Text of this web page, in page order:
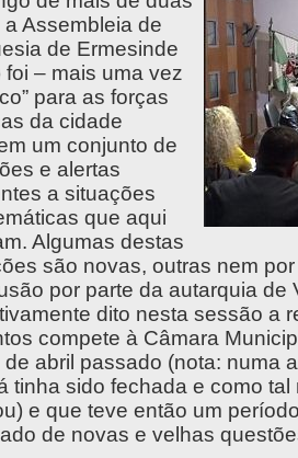
a Assembleia de
de Ermesinde
foi – mais uma vez
para as forças
da cidade
um conjunto de
e alertas
a situações
que aqui
Algumas destas
são novas, outras nem
por parte da autarquia de
dito nesta sessão a
compete à Câmara
de abril passado (nota: numa
tinha sido fechada e como
e que teve então um
de novas e velhas